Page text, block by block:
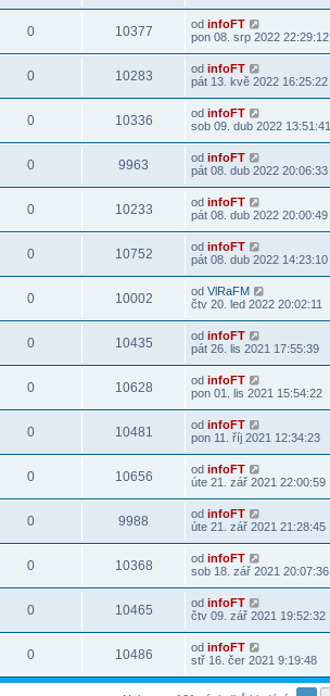
0 10377 od infoFT
pon 08. srp 2022 22:29:12
0 10283 od infoFT
pát 13. kvě 2022 16:25:22
0 10336 od infoFT
sob 09. dub 2022 13:51:41
0 9963 od infoFT
pát 08. dub 2022 20:06:33
0 10233 od infoFT
pát 08. dub 2022 20:00:49
0 10752 od infoFT
pát 08. dub 2022 14:23:10
0 10002 od VlRaFM
čtv 20. led 2022 20:02:11
0 10435 od infoFT
pát 26. lis 2021 17:55:39
0 10628 od infoFT
pon 01. lis 2021 15:54:22
0 10481 od infoFT
pon 11. říj 2021 12:34:23
0 10656 od infoFT
úte 21. zář 2021 22:00:59
0 9988 od infoFT
úte 21. zář 2021 21:28:45
0 10368 od infoFT
sob 18. zář 2021 20:07:36
0 10465 od infoFT
čtv 09. zář 2021 19:52:32
0 10486 od infoFT
stř 16. čer 2021 9:19:48